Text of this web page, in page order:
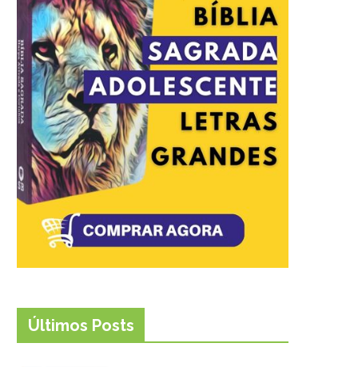
Últimos Posts